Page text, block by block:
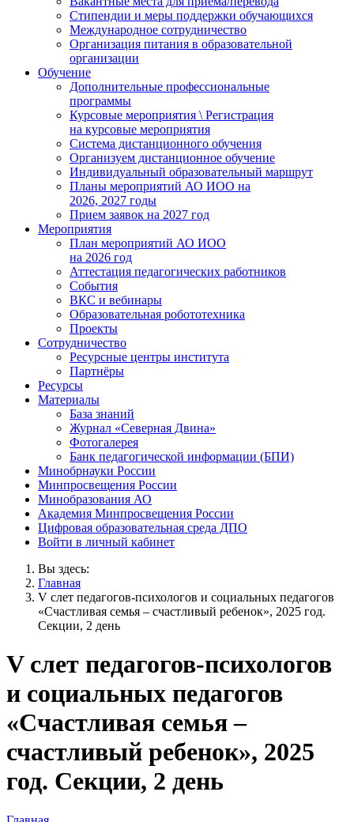
Стипендии и меры поддержки обучающихся
Международное сотрудничество
Организация питания в образовательной
организации
Обучение
Дополнительные профессиональные
программы
Курсовые мероприятия \ Регистрация
на курсовые мероприятия
Система дистанционного обучения
Организуем дистанционное обучение
Индивидуальный образовательный маршрут
Планы мероприятий АО ИОО на
2026, 2027 годы
Прием заявок на 2027 год
Мероприятия
План мероприятий АО ИОО
на 2026 год
Аттестация педагогических работников
События
ВКС и вебинары
Образовательная робототехника
Проекты
Сотрудничество
Ресурсные центры института
Партнёры
Ресурсы
Материалы
База знаний
Журнал «Северная Двина»
Фотогалерея
Банк педагогической информации (БПИ)
Минобрнауки России
Минпросвещения России
Минобразования АО
Академия Минпросвещения России
Цифровая образовательная среда ДПО
Войти в личный кабинет
Вы здесь:
Главная
V слет педагогов-психологов и социальных педагогов
«Счастливая семья – счастливый ребенок», 2025 год.
Секции, 2 день
V слет педагогов-психологов
и социальных педагогов
«Счастливая семья –
счастливый ребенок», 2025
год. Секции, 2 день